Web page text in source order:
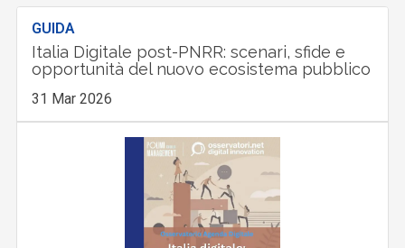
GUIDA
Italia Digitale post-PNRR: scenari, sfide e
opportunità del nuovo ecosistema pubblico
31 Mar 2026